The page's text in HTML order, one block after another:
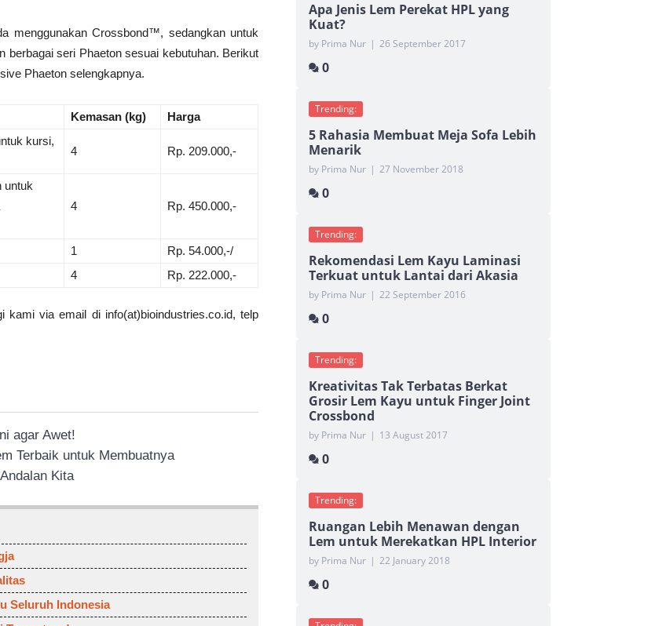
menggunakan Crossbond™, sedangkan untuk
berbagai seri Phaeton sesuai kebutuhan. Berikut
Phaeton selengkapnya.
Kemasan (kg) Harga
kursi,
4 Rp. 209.000,-
untuk
4 Rp. 450.000,-
1
Rp. 54.000,-/
4 Rp. 222.000,-
kami via email di info(at)bioindustries.co.id, telp
agar Awet!
Terbaik untuk Membuatnya
Kita
Seluruh Indonesia
Apa Jenis Lem Perekat HPL yang
Kuat?
by Prima Nur | 26 September 2017
0
Trending:
5 Rahasia Membuat Meja Sofa Lebih
Menarik
by Prima Nur | 27 November 2018
0
Trending:
Rekomendasi Lem Kayu Laminasi
Terkuat untuk Lantai dari Akasia
by Prima Nur | 22 September 2016
0
Trending:
Kreativitas Tak Terbatas Berkat
Grosir Lem Kayu untuk Finger Joint
Crossbond
by Prima Nur | 13 August 2017
0
Trending:
Ruangan Lebih Menawan dengan
Lem untuk Merekatkan HPL Interior
by Prima Nur | 22 January 2018
0